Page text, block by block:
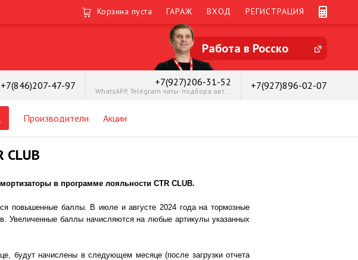
Корзина пуста ГАРАЖ ВХОД РЕГИСТРАЦИЯ
Работа в Росско
+7(846)207-47-97 +7(927)206-31-52 +7(927)896-02-07
Производители Акции
в программе лояльности CTR CLUB.
повышенные баллы. В июле и августе 2024 года на тормозные
Увеличенные баллы начисляются на любые артикулы указанных
будут начислены в следующем месяце (после загрузки отчета